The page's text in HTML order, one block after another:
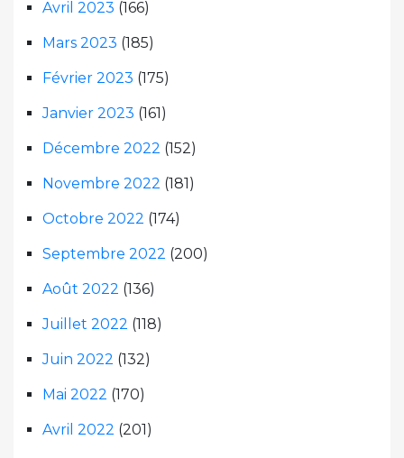
Avril 2023 (166)
Mars 2023 (185)
Février 2023 (175)
Janvier 2023 (161)
Décembre 2022 (152)
Novembre 2022 (181)
Octobre 2022 (174)
Septembre 2022 (200)
Août 2022 (136)
Juillet 2022 (118)
Juin 2022 (132)
Mai 2022 (170)
Avril 2022 (201)